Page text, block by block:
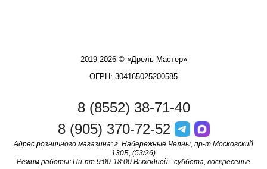
2019-2026 © «Дрель-Мастер»
ОГРН: 304165025200585
8 (8552) 38-71-40
8 (905) 370-72-52
Адрес розничного магазина: г. Набережные Челны, пр-т Московский
130Б, (53/26)
Режим работы: Пн-пт 9:00-18:00 Выходной - суббота, воскресенье